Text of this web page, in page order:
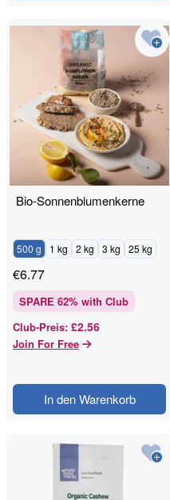
Bio-Sonnenblumenkerne
500 g 1 kg 2 kg 3 kg 25 kg
€6.77
SPARE 62% with Club
Club-Preis: £2.56
Join For Free
In den Warenkorb